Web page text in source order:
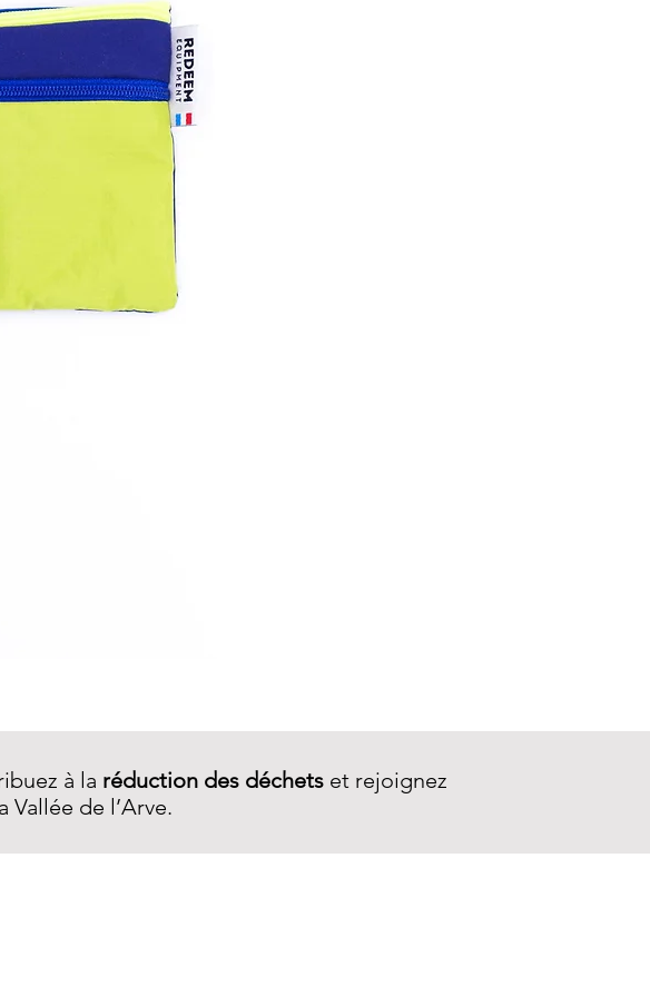
à la réduction des déchets et rejoignez
Vallée de l’Arve.